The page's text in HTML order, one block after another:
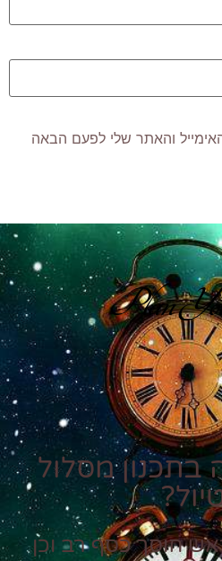
והאתר שלי לפעם הבאה
Plan
בתכנון מסלול
חוסך כסף רב וכן